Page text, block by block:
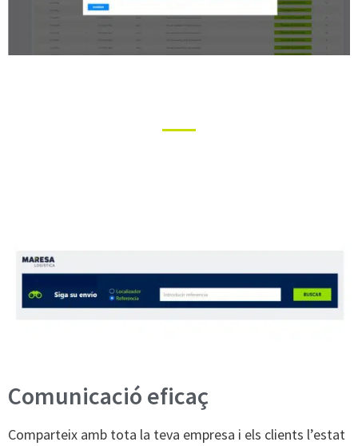
Comunicació eficaç
Comparteix amb tota la teva empresa i els clients l’estat